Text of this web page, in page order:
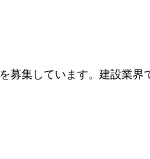
集しています。建設業